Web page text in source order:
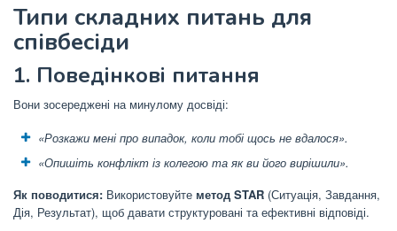
Типи складних питань для
співбесіди
1. Поведінкові питання
Вони зосереджені на минулому досвіді:
«Розкажи мені про випадок, коли тобі щось не вдалося».
«Опишіть конфлікт із колегою та як ви його вирішили».
Як поводитися: Використовуйте метод STAR (Ситуація, Завдання,
Дія, Результат), щоб давати структуровані та ефективні відповіді.